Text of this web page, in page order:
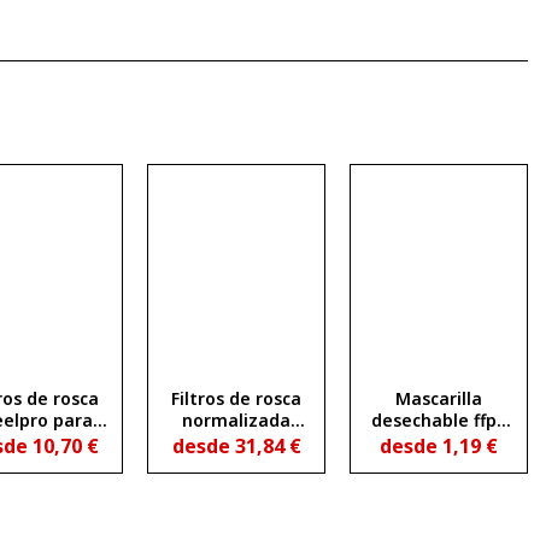
de rosca
para
áscara
(abek1p3)
10,70 €
Filtros de rosca
normalizada
steelpro para
áscara completa
desde 31,84€
Mascarilla
desechable ffp2
con válvula de
exhalación y
desde 1,19 €